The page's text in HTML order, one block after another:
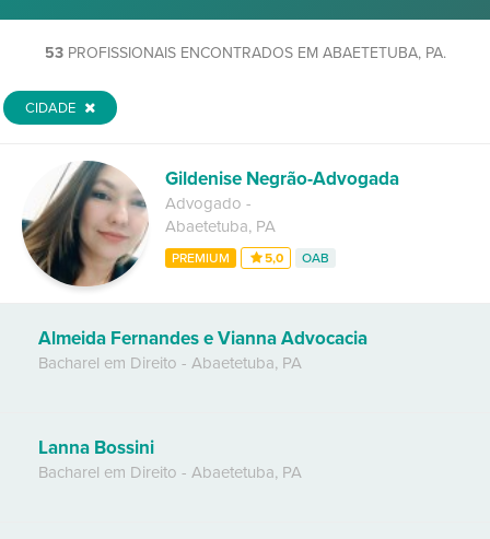
53PROFISSIONAIS ENCONTRADOS EM ABAETETUBA, PA.
CIDADE
Gildenise Negrão-Advogada
Advogado -
Abaetetuba, PA
PREMIUM 5,0 OAB
Almeida Fernandes e Vianna Advocacia
Bacharel em Direito - Abaetetuba, PA
Lanna Bossini
Bacharel em Direito - Abaetetuba, PA